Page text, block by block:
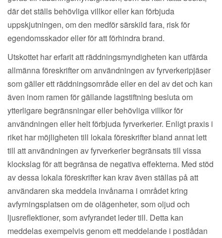
där det ställs behövliga villkor eller kan förbjuda
uppskjutningen, om den medför särskild fara, risk för
egendomsskador eller för att förhindra brand.
Utskottet har erfarit att räddningsmyndigheten kan utfärda
allmänna föreskrifter om användningen av fyrverkeripjäser
som gäller ett räddningsområde eller en del av det och kan
även inom ramen för gällande lagstiftning besluta om
ytterligare begränsningar eller behövliga villkor för
användningen eller helt förbjuda fyrverkerier. Enligt praxis i
riket har möjligheten till lokala föreskrifter bland annat lett
till att användningen av fyrverkerier begränsats till vissa
klockslag för att begränsa de negativa effekterna. Med stöd
av dessa lokala föreskrifter kan krav även ställas på att
användaren ska meddela invånarna i området kring
avfyrningsplatsen om de olägenheter, som oljud och
ljusreflektioner, som avfyrandet leder till. Detta kan
meddelas exempelvis genom ett meddelande i postlådan